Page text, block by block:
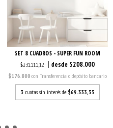
SET 8 CUADROS - SUPER FUN ROOM
$231.111,12 $208.000
$176.800 con Transferencia o depósito bancario
3 cuotas sin interés de $69.333,33